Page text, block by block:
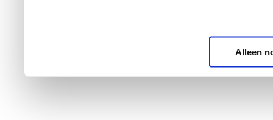
Alleen